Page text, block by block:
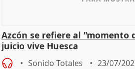
Azcón se refiere al "momento
juicio vive Huesca
Sonido Totales 23/07/